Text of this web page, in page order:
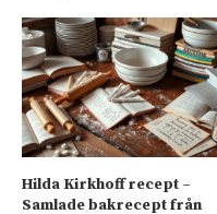
Hilda Kirkhoff recept –
Samlade bakrecept från